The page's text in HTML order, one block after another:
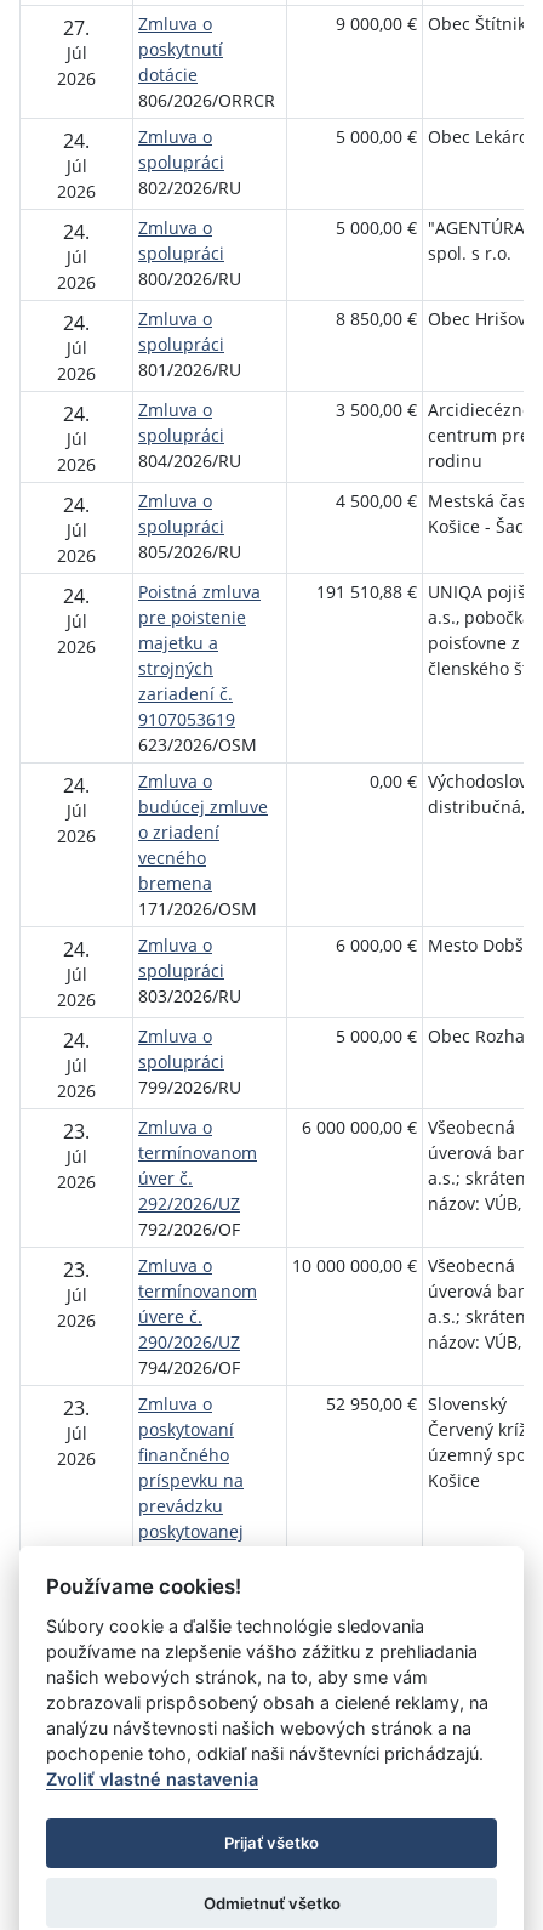
27.
Júl
2026
Zmluva o
poskytnutí
dotácie
806/2026/ORRCR
9 000,00 € Obec Štítnik
24.
Júl
2026
Zmluva o
spolupráci
802/2026/RU
5 000,00 € Obec
24.
Júl
2026
Zmluva o
spolupráci
800/2026/RU
5 000,00 € "AGENTÚRA
spol. s r.o.
24.
Júl
2026
Zmluva o
spolupráci
801/2026/RU
8 850,00 € Obec Hrišovce
24.
Júl
2026
Zmluva o
spolupráci
804/2026/RU
3 500,00 € Arcidiecézne
centrum pre
rodinu
24.
Júl
2026
Zmluva o
spolupráci
805/2026/RU
4 500,00 € Mestská časť
Košice - Šaca
24.
Júl
2026
Poistná zmluva
pre poistenie
majetku a
strojných
zariadení č.
9107053619
623/2026/OSM
191 510,88 € UNIQA
a.s., pobočka
poisťovne z
členského
24.
Júl
2026
Zmluva o
budúcej zmluve
o zriadení
vecného
bremena
171/2026/OSM
0,00 €
distribučná,
24.
Júl
2026
Zmluva o
spolupráci
803/2026/RU
6 000,00 € Mesto
24.
Júl
2026
Zmluva o
spolupráci
799/2026/RU
5 000,00 € Obec
23.
Júl
2026
Zmluva o
termínovanom
úver č.
292/2026/UZ
792/2026/OF
6 000 000,00 € Všeobecná
úverová
a.s.; skrátený
názov: VÚB,
23.
Júl
2026
Zmluva o
termínovanom
úvere č.
290/2026/UZ
794/2026/OF
10 000 000,00 € Všeobecná
úverová
a.s.; skrátený
názov: VÚB,
23.
Júl
2026
Zmluva o
poskytovaní
finančného
príspevku na
prevádzku
poskytovanej
795/2026/OSV
52 950,00 € Slovenský
Červený kríž,
územný
Košice
« 1 2Aktuálna
stránka
2
3 4 5 6 7 8 9
11
»
Úrad vlády SR
- Všetky práva vyhradené
Prehlásenie o prístupnosti
Zmluvy do 31.12.2010
Nastavenia cookies
: Aglo Solutions
Používame cookies!
Súbory cookie a ďalšie technológie sledovania
používame na zlepšenie vášho zážitku z prehliadania
našich webových stránok, na to, aby sme vám
zobrazovali prispôsobený obsah a cielené reklamy, na
analýzu návštevnosti našich webových stránok a na
pochopenie toho, odkiaľ naši návštevníci prichádzajú.
Zvoliť vlastné nastavenia
Prijať všetko
Odmietnuť všetko